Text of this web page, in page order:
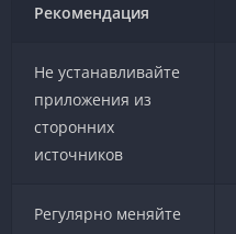
Рекомендация
Не устанавливайте
приложения из
сторонних
источников
Регулярно меняйте